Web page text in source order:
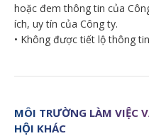
hoặc đem thông tin của
ích, uy tín của Công ty.
• Không được tiết lộ thông
MÔI TRƯỜNG LÀM VIỆC
HỘI KHÁC